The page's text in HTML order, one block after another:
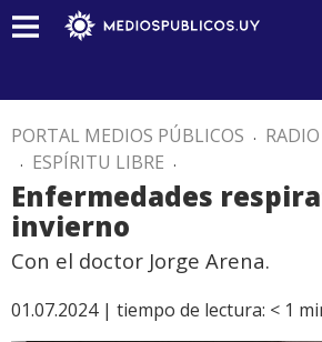
PORTAL MEDIOS PÚBLICOS . RADIO
. ESPÍRITU LIBRE .
Enfermedades
invierno
Con el doctor Jorge Arena.
01.07.2024 | tiempo de lectura: < 1